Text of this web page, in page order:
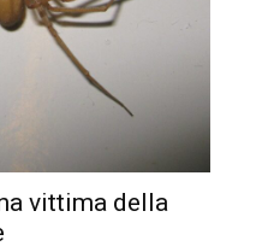
vittima della